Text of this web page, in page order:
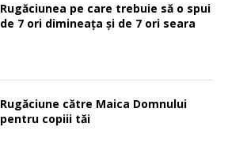
Rugăciunea pe care trebuie să o spui
de 7 ori dimineața și de 7 ori seara
Rugăciune către Maica Domnului
pentru copiii tăi